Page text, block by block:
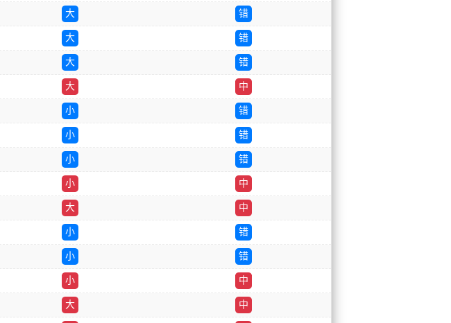
大 错
大 错
大 错
大 中
小 错
小 错
小 错
小 中
大 中
小 错
小 错
小 中
大 中